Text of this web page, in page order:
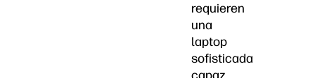
requieren
una
laptop
sofisticada